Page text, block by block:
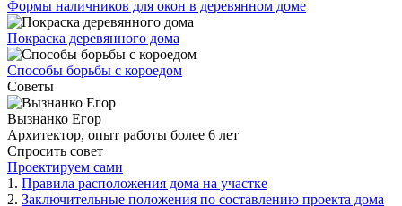
Формы наличников для окон в деревянном доме
Покраска деревянного дома
Способы борьбы с короедом
Советы
Вызнанко Егор
Архитектор, опыт работы более 6 лет
Спросить совет
Проектируем сами
1. Правила расположения дома на участке
2. Заключительные положения по составлению проекта дома